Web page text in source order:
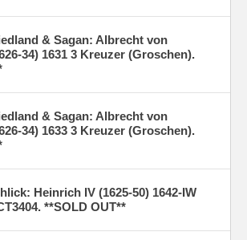
& Sagan: Albrecht von
34) 1631 3 Kreuzer (Groschen).
& Sagan: Albrecht von
34) 1633 3 Kreuzer (Groschen).
Heinrich IV (1625-50) 1642-IW
**SOLD OUT**